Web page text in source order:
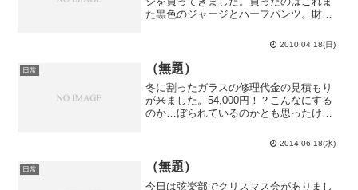
た黒色のジャージとハーフパンツ。財布
ずくめですな…Ｔシャツは灰色のものを
買いましたが。まあ、詰まる所無彩色が
好きなわけですね。ん、こ...
2010.04.18(日)
日常 （無題）
冬に割ったガラスの修理代金の見積もり
が来ました。54,000円！？こんなにする
のか…ぼられているのかとも思ったけ
ラス修理の相場を知って一歩大人になっ
たのでしょうか。これは暫く緊縮生活だ
な…今日のフランス語...
2014.06.18(水)
日常 （無題）
今日は弦楽部でクリスマス会がありまし